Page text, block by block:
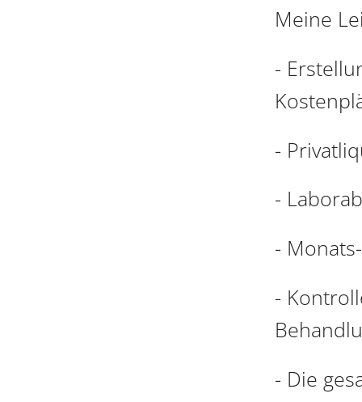
Meine
-
-
-
-
-
- Die